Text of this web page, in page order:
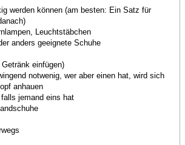
werden können (am besten: Ein Satz für
Leuchtstäbchen
anders geeignete Schuhe
einfügen)
notwenig, wer aber einen hat, wird sich
anhauen
jemand eins hat